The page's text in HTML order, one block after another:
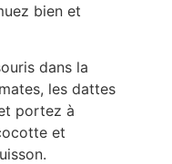
bien et
dans la
les dattes
portez à
et